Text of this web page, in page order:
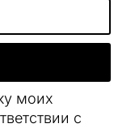
моих
с